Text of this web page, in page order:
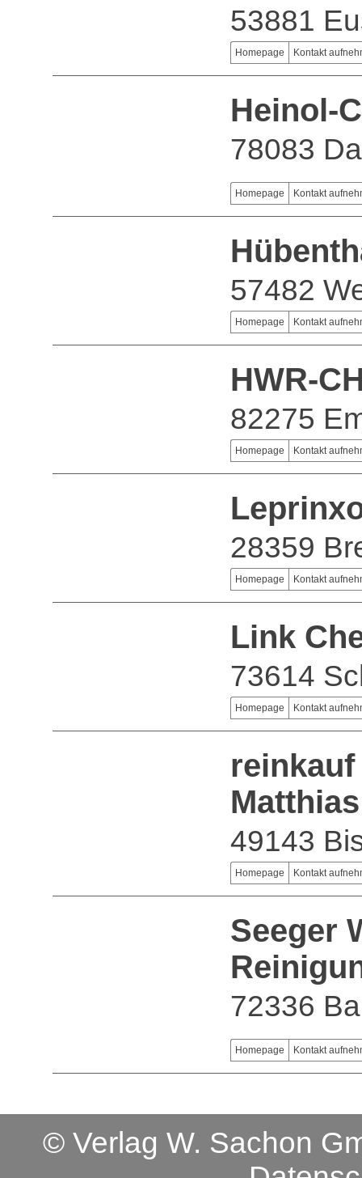
53881
Homepage Kontakt
Heinol-
78083
Homepage Kontakt
57482
Homepage Kontakt
HWR-
82275
Homepage Kontakt
28359
Homepage Kontakt
Link
73614
Homepage Kontakt
49143
Homepage Kontakt
Seeger
72336
Homepage Kontakt
© Verlag W. Sachon